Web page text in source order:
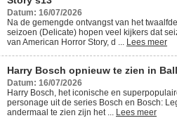
Datum: 16/07/2026
Na de gemengde ontvangst van het twaalfde
seizoen (Delicate) hopen veel kijkers dat
van American Horror Story, d ... Lees meer
Harry Bosch opnieuw te zien in
Datum: 16/07/2026
Harry Bosch, het iconische en
personage uit de series Bosch en Bosch:
andermaal te zien zijn het ... Lees meer